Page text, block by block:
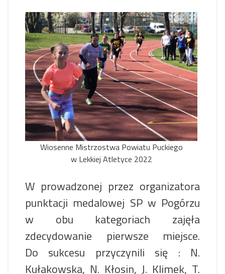
Wiosenne Mistrzostwa Powiatu Puckiego
w Lekkiej Atletyce 2022
W prowadzonej przez organizatora
punktacji medalowej SP w Pogórzu
w obu kategoriach zajęła
zdecydowanie pierwsze miejsce.
Do sukcesu przyczynili się : N.
Kułakowska, N. Kłosin, J. Klimek, T.